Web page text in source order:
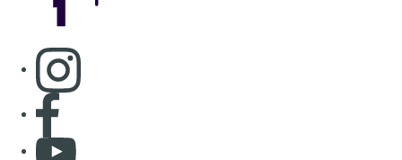
S'abonner à notre newsletter
Connaître BX1
Publicité
Offres d'emploi
Contact
Mentions légales